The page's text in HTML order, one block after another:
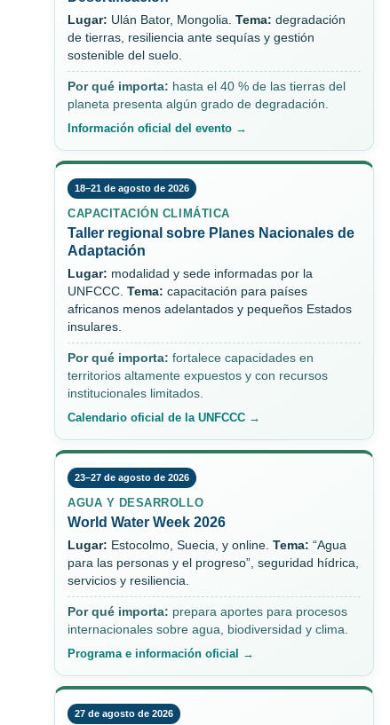
Lugar: Ulán Bator, Mongolia. Tema: degradación
de tierras, resiliencia ante sequías y gestión
sostenible del suelo.
Por qué importa: hasta el 40 % de las tierras del
planeta presenta algún grado de degradación.
Información oficial del evento →
18–21 de agosto de 2026
CAPACITACIÓN CLIMÁTICA
Taller regional sobre Planes Nacionales de
Adaptación
Lugar: modalidad y sede informadas por la
UNFCCC. Tema: capacitación para países
africanos menos adelantados y pequeños Estados
insulares.
Por qué importa: fortalece capacidades en
territorios altamente expuestos y con recursos
institucionales limitados.
Calendario oficial de la UNFCCC →
23–27 de agosto de 2026
AGUA Y DESARROLLO
World Water Week 2026
Lugar: Estocolmo, Suecia, y online. Tema: “Agua
para las personas y el progreso”, seguridad hídrica,
servicios y resiliencia.
Por qué importa: prepara aportes para procesos
internacionales sobre agua, biodiversidad y clima.
Programa e información oficial →
27 de agosto de 2026